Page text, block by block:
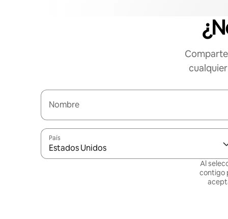
Nombre
País
Estados Unidos
Al
contigo